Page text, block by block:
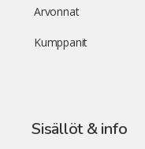
Arvonnat
Kumppanit
Sisällöt & info